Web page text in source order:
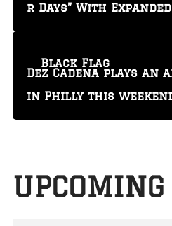
r Days” With
Dez Cadena plays an
in Philly this
29 tickets left!
Black Flag
UPCOMING